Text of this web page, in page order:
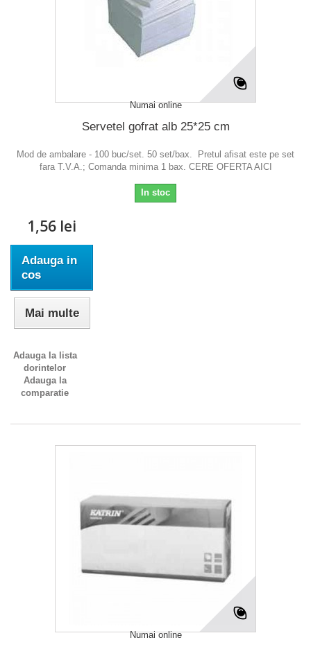
Numai online
Servetel gofrat alb 25*25 cm
Mod de ambalare - 100 buc/set. 50 set/bax. Pretul afisat este pe set
fara T.V.A.; Comanda minima 1 bax. CERE OFERTA AICI
In stoc
1,56 lei
Adauga in
cos
Mai multe
Adauga la lista
dorintelor
Adauga la
comparatie
Numai online